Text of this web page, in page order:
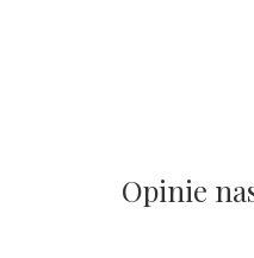
Opinie